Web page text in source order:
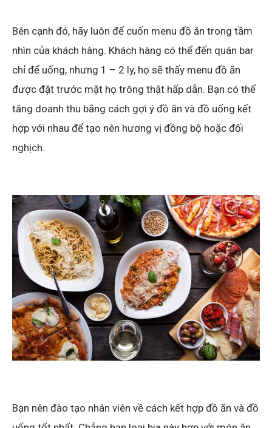
Bên cạnh đó, hãy luôn để cuốn menu đồ ăn trong tầm
nhìn của khách hàng. Khách hàng có thể đến quán bar
chỉ để uống, nhưng 1 – 2 ly, họ sẽ thấy menu đồ ăn
được đặt trước mặt họ trông thật hấp dẫn. Bạn có thể
tăng doanh thu bằng cách gợi ý đồ ăn và đồ uống kết
hợp với nhau để tạo nên hương vị đồng bộ hoặc đối
nghịch.
Bạn nên đào tạo nhân viên về cách kết hợp đồ ăn và đồ